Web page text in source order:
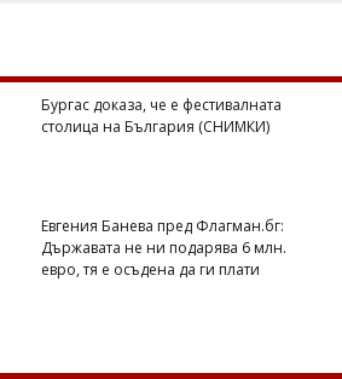
Бургас доказа, че е фестивалната
столица на България (СНИМКИ)
Евгения Банева пред Флагман.бг:
Държавата не ни подарява 6 млн.
евро, тя е осъдена да ги плати